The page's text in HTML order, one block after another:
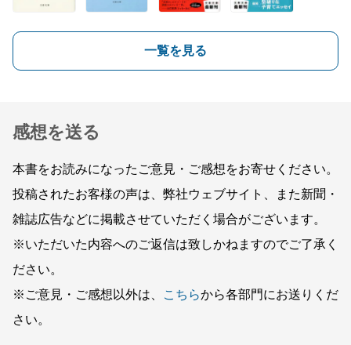
一覧を見る
感想を送る
本書をお読みになったご意見・ご感想をお寄せください。
投稿されたお客様の声は、弊社ウェブサイト、また新聞・
雑誌広告などに掲載させていただく場合がございます。
※いただいた内容へのご返信は致しかねますのでご了承く
ださい。
※ご意見・ご感想以外は、
こちらから各部門にお送りくだ
さい。